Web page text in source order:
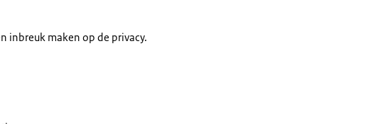
inbreuk maken op de privacy.